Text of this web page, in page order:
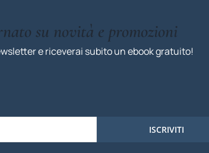
su novità e promozioni
e riceverai subito un ebook gratuito!
ISCRIVITI